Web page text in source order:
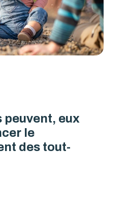
peuvent, eux
le
des tout-